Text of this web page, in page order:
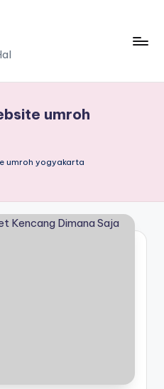
umroh
umroh yogyakarta